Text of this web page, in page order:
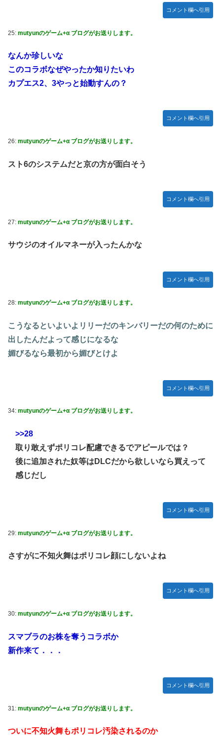
コメント欄へ引用
25: mutyunのゲーム+α ブログがお送りします。
なんか珍しいな
このコラボなぜやったか知りたいわ
カプエス2、3やっと始動すんの？
コメント欄へ引用
26: mutyunのゲーム+α ブログがお送りします。
スト6のシステムだと京の方が面白そう
コメント欄へ引用
27: mutyunのゲーム+α ブログがお送りします。
サウジのオイルマネーが入ったんかな
コメント欄へ引用
28: mutyunのゲーム+α ブログがお送りします。
こうなるといよいよリリーだのキンバリーだの何のために
出したんだよって感じになるな
媚びるなら最初から媚びとけよ
コメント欄へ引用
34: mutyunのゲーム+α ブログがお送りします。
>>28
取り敢えずポリコレ配慮できるでアピールでは？
後に追加された奴等はDLCだから欲しいなら買えって
感じだし
コメント欄へ引用
29: mutyunのゲーム+α ブログがお送りします。
さすがに不知火舞はポリコレ顔にしないよね
コメント欄へ引用
30: mutyunのゲーム+α ブログがお送りします。
スマブラのお株を奪うコラボか
新作来て．．．
コメント欄へ引用
31: mutyunのゲーム+α ブログがお送りします。
ついに不知火舞もポリコレ汚染されるのか